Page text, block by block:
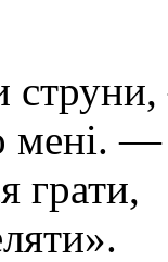
мені. —
грати,